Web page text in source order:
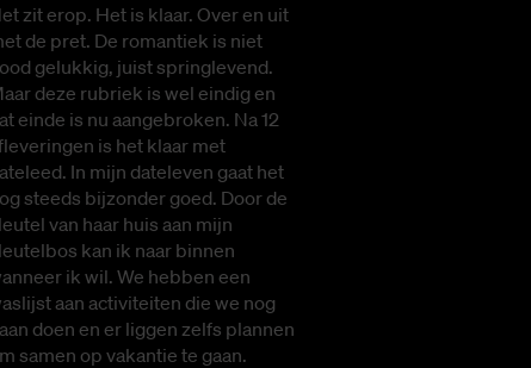
zit erop. Het is klaar. Over en uit
de pret. De romantiek is niet
gelukkig, juist springlevend.
deze rubriek is wel eindig en
einde is nu aangebroken. Na 12
is het klaar met
In mijn dateleven gaat het
steeds bijzonder goed. Door de
van haar huis aan mijn
kan ik naar binnen
ik wil. We hebben een
aan activiteiten die we nog
doen en er liggen zelfs plannen
samen op vakantie te gaan.